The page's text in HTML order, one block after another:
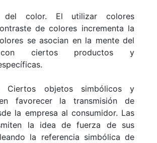
del color. El utilizar colores
de colores incrementa la
se asocian en la mente del
con ciertos productos y
Ciertos objetos simbólicos y
favorecer la transmisión de
la empresa al consumidor. Las
la idea de fuerza de sus
la referencia simbólica de